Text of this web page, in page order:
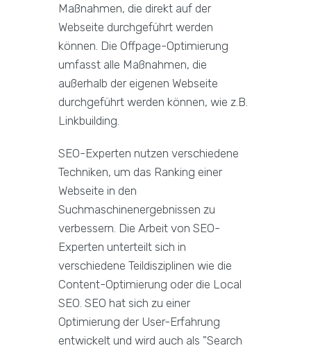
Maßnahmen, die direkt auf der
Webseite durchgeführt werden
können. Die Offpage-Optimierung
umfasst alle Maßnahmen, die
außerhalb der eigenen Webseite
durchgeführt werden können, wie z.B.
Linkbuilding.
SEO-Experten nutzen verschiedene
Techniken, um das Ranking einer
Webseite in den
Suchmaschinenergebnissen zu
verbessern. Die Arbeit von SEO-
Experten unterteilt sich in
verschiedene Teildisziplinen wie die
Content-Optimierung oder die Local
SEO. SEO hat sich zu einer
Optimierung der User-Erfahrung
entwickelt und wird auch als "Search